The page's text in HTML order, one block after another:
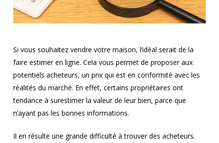
Si vous souhaitez vendre votre maison, l’idéal serait de la
faire estimer en ligne. Cela vous permet de proposer aux
potentiels acheteurs, un prix qui est en conformité avec les
réalités du marché. En effet, certains propriétaires ont
tendance à surestimer la valeur de leur bien, parce que
n’ayant pas les bonnes informations.
Il en résulte une grande difficulté à trouver des acheteurs.